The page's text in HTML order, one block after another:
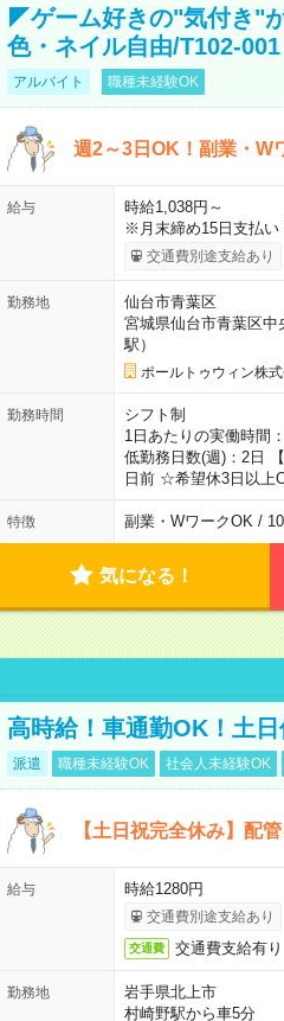
◤ゲーム好きの"気付き"
色・ネイル自由/T102-001
アルバイト 職種未経験OK
週2～3日OK！副業・W
給与
時給1,038円～
※月末締め15日支払い
交通費別途支給あり
勤務地
仙台市青葉区
宮城県仙台市青葉区
駅）
ポールトゥウィン株
勤務時間
シフト制
1日あたりの実働時間
低勤務日数(週)：2日
日前 ☆希望休3日以上
特徴 副業・WワークOK /
気になる！
高時給！車通勤OK！土
派遣 職種未経験OK 社会人未経験OK
【土日祝完全休み】配
給与 時給1280円
交通費別途支給あり
交通費 交通費支給有り
勤務地
岩手県北上市
村崎野駅から車5分